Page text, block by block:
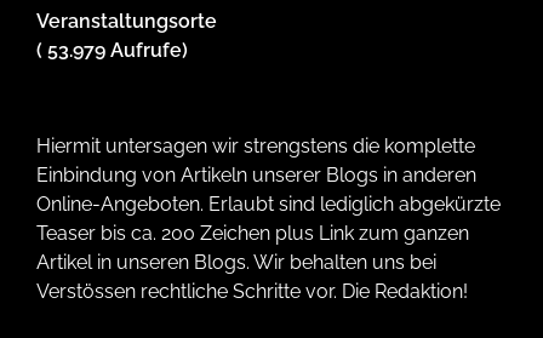
Veranstaltungsorte
( 53.979 Aufrufe)
Hiermit untersagen wir strengstens die komplette
Einbindung von Artikeln unserer Blogs in anderen
Online-Angeboten. Erlaubt sind lediglich abgekürzte
Teaser bis ca. 200 Zeichen plus Link zum ganzen
Artikel in unseren Blogs. Wir behalten uns bei
Verstössen rechtliche Schritte vor. Die Redaktion!